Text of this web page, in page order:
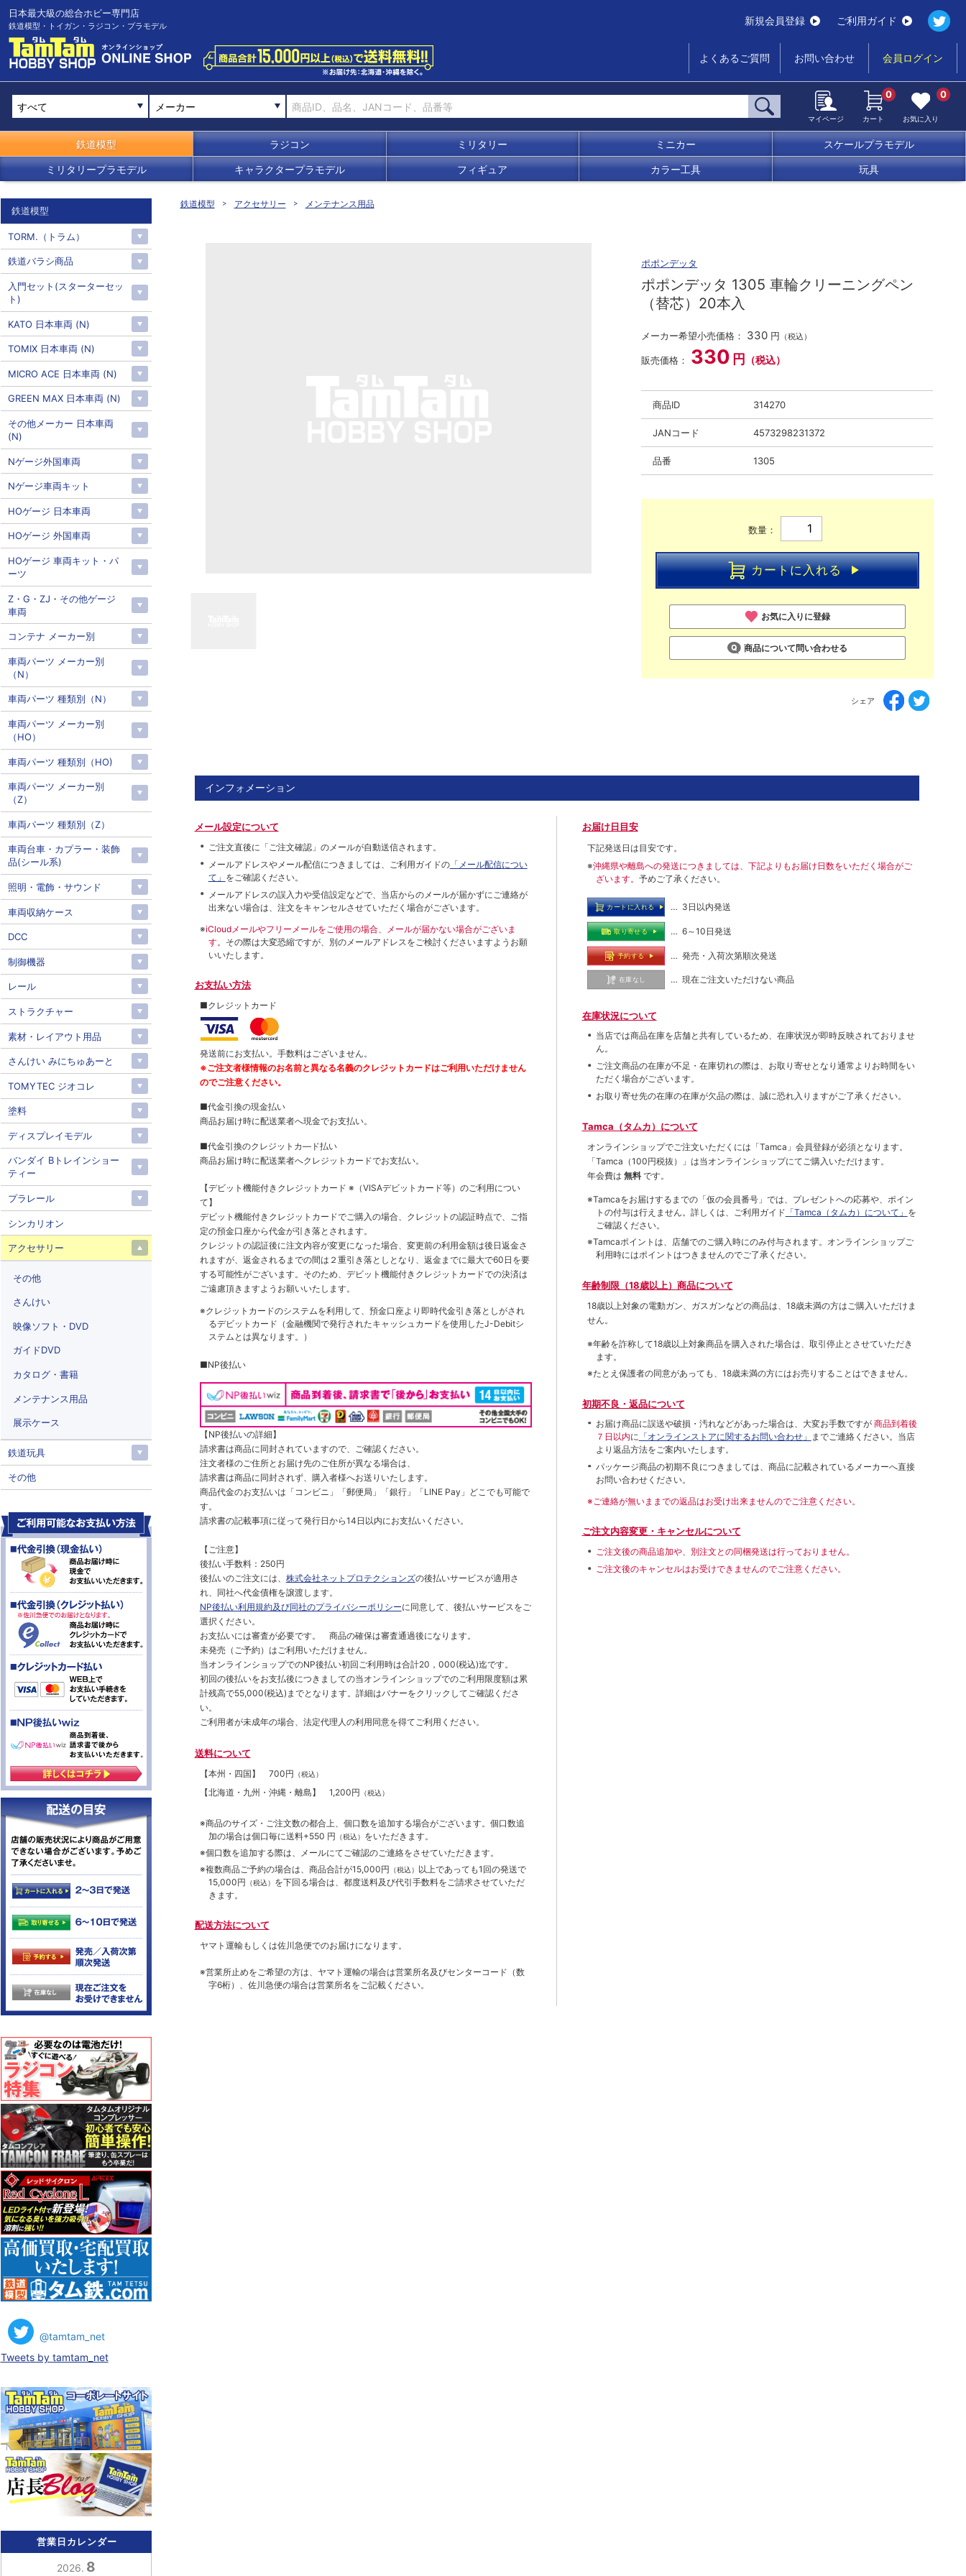
日本最大級の総合ホビー専門店
鉄道模型・トイガン・ラジコン・プラモデル 新規会員登録 ご利用ガイド
よくあるご質問 お問い合わせ 会員ログイン
メーカー
マイページ カート
0
お気に入り
0
鉄道模型 ラジコン ミリタリー ミニカー スケールプラモデル
ミリタリープラモデル キャラクタープラモデル フィギュア カラー工具 玩具
鉄道模型 アクセサリー メンテナンス用品
ポポンデッタ
ポポンデッタ 1305 車輪クリーニングペン
（替芯）20本入
メーカー希望小売価格： 330 円 （税込）
販売価格： 330 円 （税込）
商品ID 314270
JANコード 4573298231372
品番 1305
数量：
カートに入れる
お気に入りに登録
商品について問い合わせる
シェア
インフォメーション
メール設定について
ご注文直後に「ご注文確認」のメールが自動送信されます。
メールアドレスやメール配信につきましては、ご利用ガイドの「メール配信につい
て」 をご確認ください。
メールアドレスの誤入力や受信設定などで、当店からのメールが届かずにご連絡が
出来ない場合は、注文をキャンセルさせていただく場合がございます。
※iCloudメールやフリーメールをご使用の場合、メールが届かない場合がございま
す。 その際は大変恐縮ですが、別のメールアドレスをご検討くださいますようお願
いいたします。
お支払い方法
■クレジットカード
発送前にお支払い。手数料はございません。
※ご注文者様情報のお名前と異なる名義のクレジットカードはご利用いただけません
のでご注意ください。
■代金引換の現金払い
商品お届け時に配送業者へ現金でお支払い。
■代金引換のクレジットカ―ド払い
商品お届け時に配送業者へクレジットカードでお支払い。
【デビット機能付きクレジットカード ※（VISAデビットカード等） のご利用につい
て】
デビット機能付きクレジットカードでご購入の場合、クレジットの認証時点で、ご指
定の預金口座から代金が引き落とされます。
クレジットの認証後に注文内容が変更になった場合、変更前の利用金額は後日返金さ
れますが、返金されるまでの間は２重引き落としとなり、返金までに最大で60日を要
する可能性がございます。そのため、デビット機能付きクレジットカードでの決済は
ご遠慮頂きますようお願いいたします。
※クレジットカードのシステムを利用して、預金口座より即時代金引き落としがされ
るデビットカード（金融機関で発行されたキャッシュカードを使用したJ-Debitシ
ステムとは異なります。）
■NP後払い
【NP後払いの詳細】
請求書は商品に同封されていますので、ご確認ください。
注文者様のご住所とお届け先のご住所が異なる場合は、
請求書は商品に同封されず、購入者様へお送りいたします。
商品代金のお支払いは「コンビニ」「郵便局」「銀行」「LINE Pay」どこでも可能で
す。
請求書の記載事項に従って発行日から14日以内にお支払いください。
【ご注意】
後払い手数料：250円
後払いのご注文には、 株式会社ネットプロテクションズの後払いサービスが適用さ
れ、同社へ代金債権を譲渡します。
NP後払い利用規約及び同社のプライバシーポリシーに同意して、後払いサービスをご
選択ください。
お支払いには審査が必要です。 商品の確保は審査通過後になります。
未発売（ご予約）はご利用いただけません。
当オンラインショップでのNP後払い初回ご利用時は合計20，000(税込)迄です。
初回の後払いをお支払後につきましての当オンラインショップでのご利用限度額は累
計残高で55,000(税込)までとなります。詳細はバナーをクリックしてご確認くださ
い。
ご利用者が未成年の場合、法定代理人の利用同意を得てご利用ください。
送料について
【本州・四国】 700円 （税込）
【北海道・九州・沖縄・離島】 1,200円 （税込）
※商品のサイズ・ご注文数の都合上、個口数を追加する場合がございます。個口数追
加の場合は個口毎に送料+550 円 （税込） をいただきます。
※個口数を追加する際は、メールにてご確認のご連絡をさせていただきます。
※複数商品ご予約の場合は、商品合計が15,000円 （税込） 以上であっても1回の発送で
15,000円 （税込） を下回る場合は、都度送料及び代引手数料をご請求させていただ
きます。
配送方法について
ヤマト運輸もしくは佐川急便でのお届けになります。
※営業所止めをご希望の方は、ヤマト運輸の場合は営業所名及びセンターコード（数
字6桁）、佐川急便の場合は営業所名をご記載ください。
お届け日目安
下記発送日は目安です。
※沖縄県や離島への発送につきましては、下記よりもお届け日数をいただく場合がご
ざいます。 予めご了承ください。
カートに入れる … 3日以内発送
取り寄せる … 6～10日発送
予約する … 発売・入荷次第順次発送
在庫なし … 現在ご注文いただけない商品
在庫状況について
当店では商品在庫を店舗と共有しているため、在庫状況が即時反映されておりませ
ん。
ご注文商品の在庫が不足・在庫切れの際は、お取り寄せとなり通常よりお時間をい
ただく場合がございます。
お取り寄せ先の在庫の在庫が欠品の際は、誠に恐れ入りますがご了承ください。
Tamca（タムカ）について
オンラインショップでご注⽂いただくには「Tamca」会員登録が必須となります。
「Tamca （100円税抜）
」は当オンラインショップにてご購⼊いただけます。
年会費は 無料 です。
※Tamcaをお届けするまでの「仮の会員番号」では、プレゼントへの応募や、ポイン
トの付与は⾏えません。詳しくは、ご利⽤ガイド 「Tamca（タムカ）について」 を
ご確認ください。
※Tamcaポイントは、店舗でのご購⼊時にのみ付与されます。オンラインショップご
利用時にはポイントはつきませんのでご了承ください。
年齢制限（18歳以上）商品について
18歳以上対象の電動ガン、ガスガンなどの商品は、18歳未満の方はご購入いただけま
せん。
※年齢を詐称して18歳以上対象商品を購入された場合は、取引停止とさせていただき
ます。
※たとえ保護者の同意があっても、18歳未満の方にはお売りすることはできません。
初期不良・返品について
お届け商品に誤送や破損・汚れなどがあった場合は、大変お手数ですが 商品到着後
７日以内に 「オンラインストアに関するお問い合わせ」 までご連絡ください。当店
より返品方法をご案内いたします。
パッケージ商品の初期不良につきましては、商品に記載されているメーカーへ直接
お問い合わせください。
※ご連絡が無いままでの返品はお受け出来ませんのでご注意ください。
ご注文内容変更・キャンセルについて
ご注文後の商品追加や、別注文との同梱発送は行っておりません。
ご注文後のキャンセルはお受けできませんのでご注意ください。
鉄道模型
TORM.（トラム）
鉄道バラシ商品
入門セット(スターターセッ
ト)
KATO 日本車両 (N)
TOMIX 日本車両 (N)
MICRO ACE 日本車両 (N)
GREEN MAX 日本車両 (N)
その他メーカー 日本車両
(N)
Nゲージ外国車両
Nゲージ車両キット
HOゲージ 日本車両
HOゲージ 外国車両
HOゲージ 車両キット・パ
ーツ
Z・G・ZJ・その他ゲージ
車両
コンテナ メーカー別
車両パーツ メーカー別
（N）
車両パーツ 種類別（N）
車両パーツ メーカー別
（HO）
車両パーツ 種類別（HO)
車両パーツ メーカー別
（Z）
車両パーツ 種類別（Z）
車両台車・カプラー・装飾
品(シール系)
照明・電飾・サウンド
車両収納ケース
DCC
制御機器
レール
ストラクチャー
素材・レイアウト用品
さんけい みにちゅあーと
TOMYTEC ジオコレ
塗料
ディスプレイモデル
バンダイ Bトレインショー
ティー
プラレール
シンカリオン
アクセサリー
その他
さんけい
映像ソフト・DVD
ガイドDVD
カタログ・書籍
メンテナンス用品
展示ケース
鉄道玩具
その他
@tamtam_net
Tweets by tamtam_net
営業日カレンダー
2026. 8